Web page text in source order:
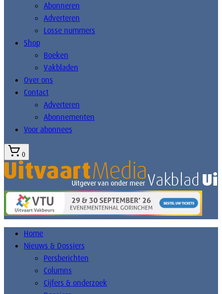
Abonneren
Adverteren
Losse nummers
Shop
Boeken
Vakbladen
Over ons
Contact
Adverteren
Abonnementen
Voor abonnees
0
Home
Nieuws & Dossiers
Persberichten
Columns
Cijfers & onderzoek